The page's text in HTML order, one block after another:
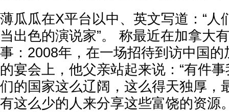
薄瓜瓜在X平台以中、英文写道：“人
当出色的演说家”。 称最近在加拿大
事：2008年，在一场招待到访中国
的宴会上，他父亲站起来说：“有件
们的国家这么辽阔，这么得天独厚，
有这么少的人来分享这些富饶的资源